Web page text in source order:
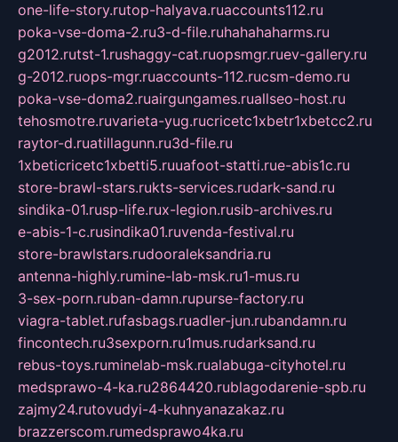
one-life-story.rutop-halyava.ruaccounts112.ru
poka-vse-doma-2.ru3-d-file.ruhahahaharms.ru
g2012.rutst-1.rushaggy-cat.ruopsmgr.ruev-gallery.ru
g-2012.ruops-mgr.ruaccounts-112.rucsm-demo.ru
poka-vse-doma2.ruairgungames.ruallseo-host.ru
tehosmotre.ruvarieta-yug.rucricetc1xbetr1xbetcc2.ru
raytor-d.ruatillagunn.ru3d-file.ru
1xbeticricetc1xbetti5.ruuafoot-statti.rue-abis1c.ru
store-brawl-stars.rukts-services.rudark-sand.ru
sindika-01.rusp-life.rux-legion.rusib-archives.ru
e-abis-1-c.rusindika01.ruvenda-festival.ru
store-brawlstars.rudooraleksandria.ru
antenna-highly.rumine-lab-msk.ru1-mus.ru
3-sex-porn.ruban-damn.rupurse-factory.ru
viagra-tablet.rufasbags.ruadler-jun.rubandamn.ru
fincontech.ru3sexporn.ru1mus.rudarksand.ru
rebus-toys.ruminelab-msk.rualabuga-cityhotel.ru
medsprawo-4-ka.ru2864420.rublagodarenie-spb.ru
zajmy24.rutovudyi-4-kuhnyanazakaz.ru
brazzerscom.rumedsprawo4ka.ru